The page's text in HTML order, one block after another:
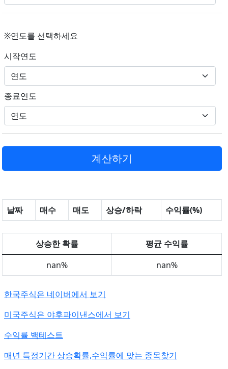
※연도를 선택하세요
시작연도
종료연도
날짜 매수 매도 상승/하락 수익률(%)
상승한 확률
평균 수익률
nan%
nan%
한국주식은 네이버에서 보기
미국주식은 야후파이낸스에서 보기
수익률 백테스트
매년 특정기간 상승확률,수익률에 맞는 종목찾기